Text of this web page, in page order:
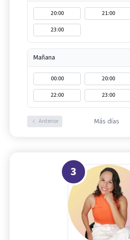
20:00 21:00
23:00
Mañana
00:00 20:00
22:00
23:00
Anterior Más días
3